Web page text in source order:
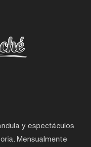
y espectáculos
Mensualmente